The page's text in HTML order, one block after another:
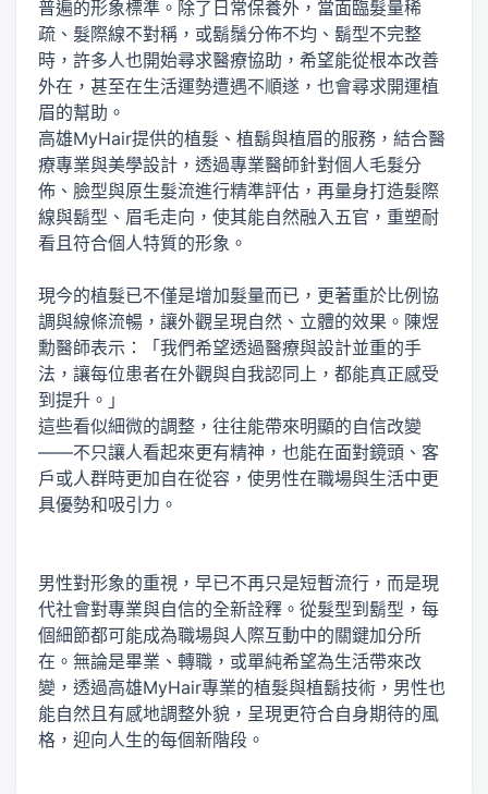
普遍的形象標準。除了日常保養外，當面臨髮量稀
疏、髮際線不對稱，或鬍鬚分佈不均、鬍型不完整
時，許多人也開始尋求醫療協助，希望能從根本改善
外在，甚至在生活運勢遭遇不順遂，也會尋求開運植
眉的幫助。
高雄MyHair提供的植髮、植鬍與植眉的服務，結合醫
療專業與美學設計，透過專業醫師針對個人毛髮分
佈、臉型與原生髮流進行精準評估，再量身打造髮際
線與鬍型、眉毛走向，使其能自然融入五官，重塑耐
看且符合個人特質的形象。
現今的植髮已不僅是增加髮量而已，更著重於比例協
調與線條流暢，讓外觀呈現自然、立體的效果。陳煜
勳醫師表示：「我們希望透過醫療與設計並重的手
法，讓每位患者在外觀與自我認同上，都能真正感受
到提升。」
這些看似細微的調整，往往能帶來明顯的自信改變
——不只讓人看起來更有精神，也能在面對鏡頭、客
戶或人群時更加自在從容，使男性在職場與生活中更
具優勢和吸引力。
男性對形象的重視，早已不再只是短暫流行，而是現
代社會對專業與自信的全新詮釋。從髮型到鬍型，每
個細節都可能成為職場與人際互動中的關鍵加分所
在。無論是畢業、轉職，或單純希望為生活帶來改
變，透過高雄MyHair專業的植髮與植鬍技術，男性也
能自然且有感地調整外貌，呈現更符合自身期待的風
格，迎向人生的每個新階段。